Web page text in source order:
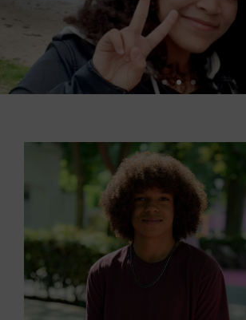
Vill du bli
mentor?
TILLSAMMANS FÖR ETT BÄTTRE